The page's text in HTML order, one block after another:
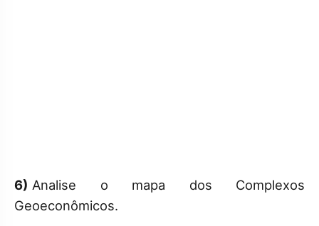
6) Analise o mapa dos Complexos
Geoeconômicos.